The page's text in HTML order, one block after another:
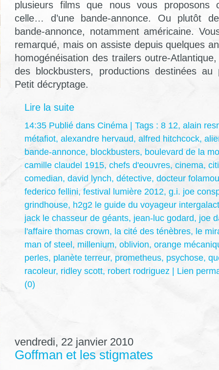
plusieurs films que nous vous proposons
celle… d’une bande-annonce. Ou plutôt
bande-annonce, notamment américaine.
remarqué, mais on assiste depuis quelques
homogénéisation des trailers outre-
des blockbusters, productions destinées
Petit décryptage.
Lire la suite
14:35 Publié dans Cinéma | Tags : 8 12, alain
métafiot, alexandre hervaud, alfred hitchcock,
bande-annonce, blockbusters, boulevard de la
camille claudel 1915, chefs d'eouvres, cinema,
comedian, david lynch, détective, docteur
federico fellini, festival lumière 2012, g.i. joe
grindhouse, h2g2 le guide du voyageur
jack le chasseur de géants, jean-luc godard, joe
l'affaire thomas crown, la cité des ténèbres, le
man of steel , millenium, oblivion, orange
perles, planète terreur, prometheus, psychose,
racoleur, ridley scott, robert rodriguez
Lien
(0)
vendredi, 22 janvier 2010
Goffman et les stigmates